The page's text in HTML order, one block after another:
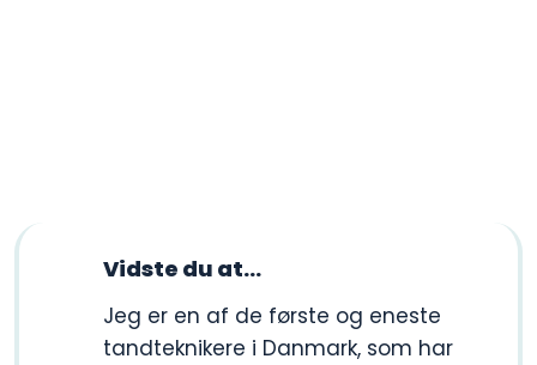
Vidste du at​...
​Jeg er en af de første og eneste
tandteknikere i Danmark, som har